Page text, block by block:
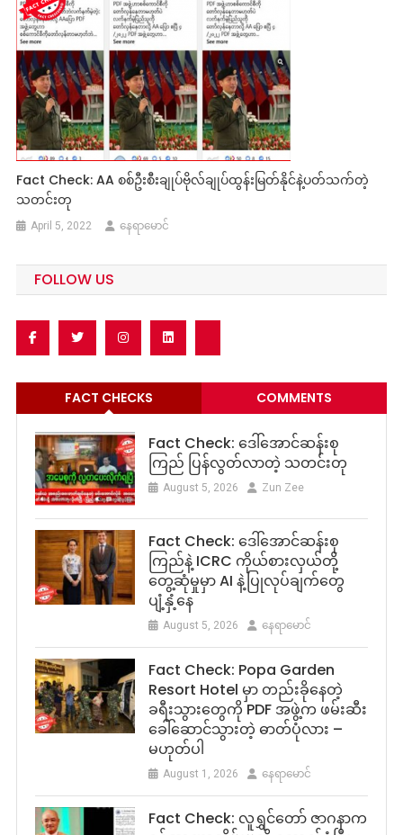
Fact Check: AA စစ်ဦးစီးချုပ်ဗိုလ်ချုပ်ထွန်းမြတ်နိုင်နဲ့ပတ်သက်တဲ့
သတင်းတု
April 5, 2022 နေရာမောင်
FOLLOW US
FACT CHECKS COMMENTS
Fact Check: ဒေါ်အောင်ဆန်းစု
ကြည် ပြန်လွတ်လာတဲ့ သတင်းတု
August 5, 2026 Zun Zee
Fact Check: ဒေါ်အောင်ဆန်းစု
ကြည်နဲ့ ICRC ကိုယ်စားလှယ်တို့
တွေ့ဆုံမှုမှာ AI နဲ့ပြုလုပ်ချက်တွေ
ပျံ့နှံ့နေ
August 5, 2026 နေရာမောင်
Fact Check: Popa Garden
Resort Hotel မှာ တည်းခိုနေတဲ့
ခရီးသွားတွေကို PDF အဖွဲ့က ဖမ်းဆီး
ခေါ်ဆောင်သွားတဲ့ ဓာတ်ပုံလား –
မဟုတ်ပါ
August 1, 2026 နေရာမောင်
Fact Check: လူရွှင်တော် ဇာဂနာက